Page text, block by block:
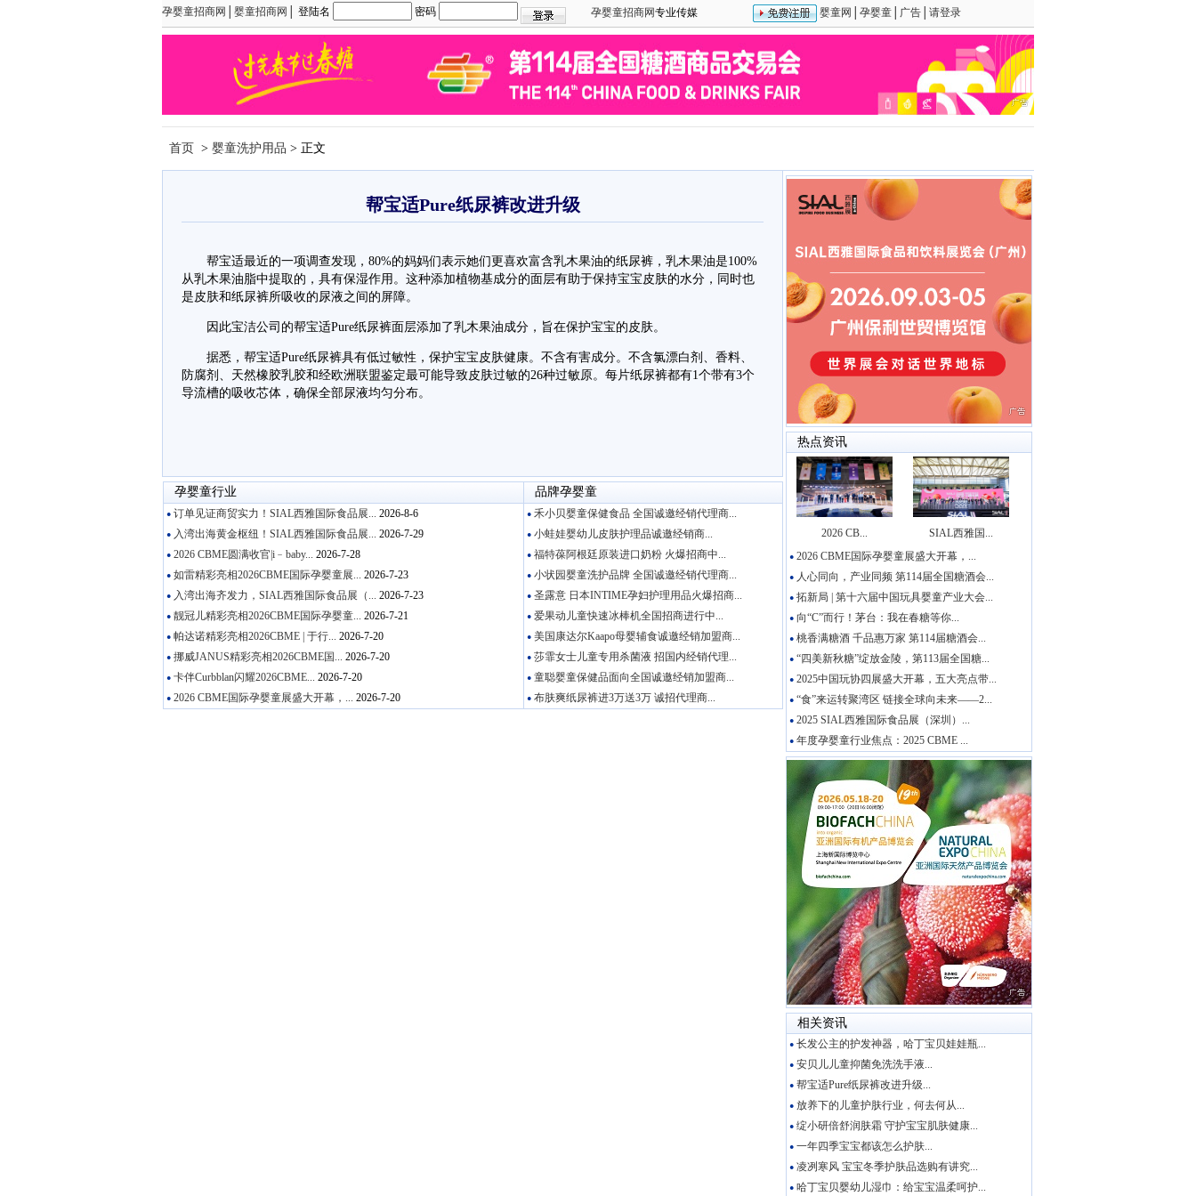
孕婴童招商网 婴童招商网 │ 登陆名 密码 孕婴童招商网专业传媒 婴童网 孕婴童 广告 请登录
首页 > 婴童洗护用品 > 正文
帮宝适Pure纸尿裤改进升级
帮宝适最近的一项调查发现，80%的妈妈们表示她们更喜欢富含乳木果油的纸尿裤，乳木果油是100%
从乳木果油脂中提取的，具有保湿作用。这种添加植物基成分的面层有助于保持宝宝皮肤的水分，同时也
是皮肤和纸尿裤所吸收的尿液之间的屏障。
因此宝洁公司的帮宝适Pure纸尿裤面层添加了乳木果油成分，旨在保护宝宝的皮肤。
据悉，帮宝适Pure纸尿裤具有低过敏性，保护宝宝皮肤健康。不含有害成分。不含氯漂白剂、香料、
防腐剂、天然橡胶乳胶和经欧洲联盟鉴定最可能导致皮肤过敏的26种过敏原。每片纸尿裤都有1个带有3个
导流槽的吸收芯体，确保全部尿液均匀分布。
孕婴童行业 品牌孕婴童
●订单见证商贸实力！SIAL西雅国际食品展... 2026-8-6
●入湾出海黄金枢纽！SIAL西雅国际食品展... 2026-7-29
●2026 CBME圆满收官|i﹣baby... 2026-7-28
●如雷精彩亮相2026CBME国际孕婴童展... 2026-7-23
●入湾出海齐发力，SIAL西雅国际食品展（... 2026-7-23
●靓冠儿精彩亮相2026CBME国际孕婴童... 2026-7-21
●帕达诺精彩亮相2026CBME | 于行... 2026-7-20
●挪威JANUS精彩亮相2026CBME国... 2026-7-20
●卡伴Curbblan闪耀2026CBME... 2026-7-20
●2026 CBME国际孕婴童展盛大开幕，... 2026-7-20
●禾小贝婴童保健食品 全国诚邀经销代理商...
●小蛙娃婴幼儿皮肤护理品诚邀经销商...
●福特葆阿根廷原装进口奶粉 火爆招商中...
●小状园婴童洗护品牌 全国诚邀经销代理商...
●圣露意 日本INTIME孕妇护理用品火爆招商...
●爱果动儿童快速冰棒机全国招商进行中...
●美国康达尔Kaapo母婴辅食诚邀经销加盟商...
●莎霏女士儿童专用杀菌液 招国内经销代理...
●童聪婴童保健品面向全国诚邀经销加盟商...
●布肤爽纸尿裤进3万送3万 诚招代理商...
热点资讯
2026 CB... SIAL西雅国...
●2026 CBME国际孕婴童展盛大开幕，...
●人心同向，产业同频 第114届全国糖酒会...
●拓新局 | 第十六届中国玩具婴童产业大会...
●向“C”而行！茅台：我在春糖等你...
●桃香满糖酒 千品惠万家 第114届糖酒会...
●“四美新秋糖”绽放金陵，第113届全国糖...
●2025中国玩协四展盛大开幕，五大亮点带...
●“食”来运转聚湾区 链接全球向未来——2...
●2025 SIAL西雅国际食品展（深圳）...
●年度孕婴童行业焦点：2025 CBME ...
相关资讯
●长发公主的护发神器，哈丁宝贝娃娃瓶...
●安贝儿儿童抑菌免洗洗手液...
●帮宝适Pure纸尿裤改进升级...
●放养下的儿童护肤行业，何去何从...
●绽小研倍舒润肤霜 守护宝宝肌肤健康...
●一年四季宝宝都该怎么护肤...
●凌冽寒风 宝宝冬季护肤品选购有讲究...
●哈丁宝贝婴幼儿湿巾：给宝宝温柔呵护...